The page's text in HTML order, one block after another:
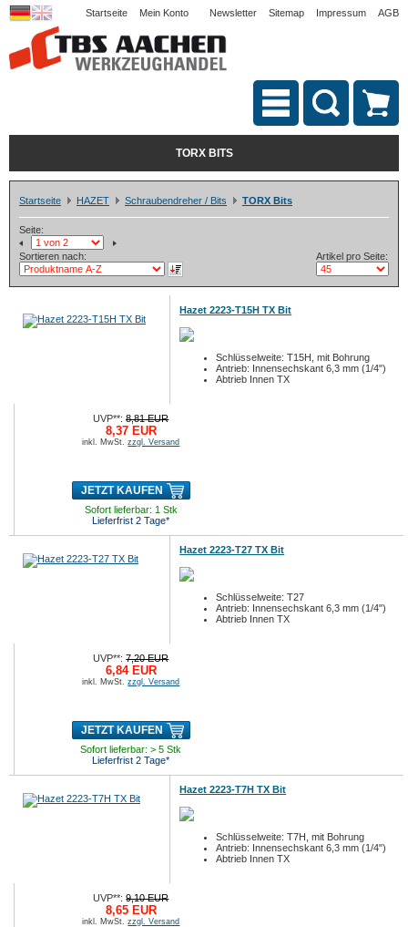
Startseite Mein Konto Newsletter Sitemap Impressum AGB
TORX BITS
Startseite HAZET Schraubendreher / Bits TORX Bits
Seite:
Sortieren nach: Artikel pro Seite:
Hazet 2223-T15H TX Bit
Schlüsselweite: T15H, mit Bohrung
Antrieb: Innensechskant 6,3 mm (1/4")
Abtrieb Innen TX
UVP**:8,81 EUR
8,37 EUR
inkl. MwSt.zzgl. Versand
JETZT KAUFEN
Sofort lieferbar: 1 Stk
Lieferfrist 2 Tage*
Hazet 2223-T27 TX Bit
Schlüsselweite: T27
Antrieb: Innensechskant 6,3 mm (1/4")
Abtrieb Innen TX
UVP**:7,20 EUR
6,84 EUR
inkl. MwSt.zzgl. Versand
JETZT KAUFEN
Sofort lieferbar: > 5 Stk
Lieferfrist 2 Tage*
Hazet 2223-T7H TX Bit
Schlüsselweite: T7H, mit Bohrung
Antrieb: Innensechskant 6,3 mm (1/4")
Abtrieb Innen TX
UVP**:9,10 EUR
8,65 EUR
inkl. MwSt.zzgl. Versand